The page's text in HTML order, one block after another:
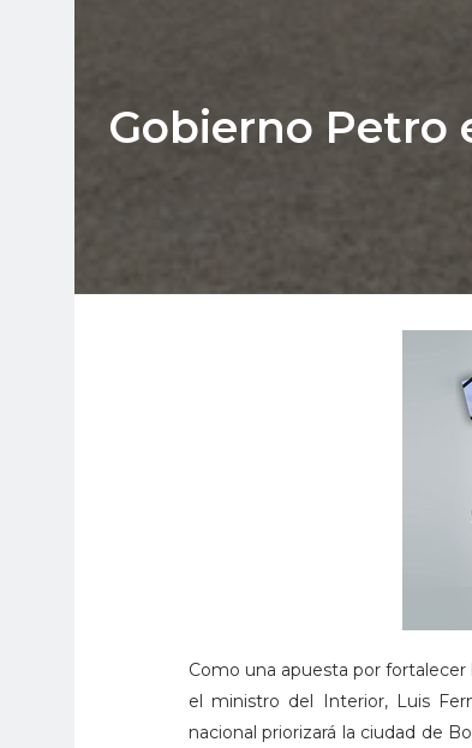
Gobierno Petro
Como una apuesta por
el ministro del Interior, Luis
nacional priorizará la ciudad de